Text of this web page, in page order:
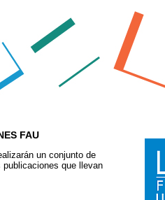
FAU
un conjunto de
que llevan